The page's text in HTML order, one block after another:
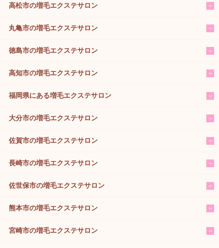
高松市の増毛エクステサロン
丸亀市の増毛エクステサロン
徳島市の増毛エクステサロン
高知市の増毛エクステサロン
福岡県にある増毛エクステサロン
大分市の増毛エクステサロン
佐賀市の増毛エクステサロン
長崎市の増毛エクステサロン
佐世保市の増毛エクステサロン
熊本市の増毛エクステサロン
宮崎市の増毛エクステサロン